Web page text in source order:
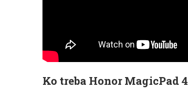
Ko treba Honor MagicPad 4